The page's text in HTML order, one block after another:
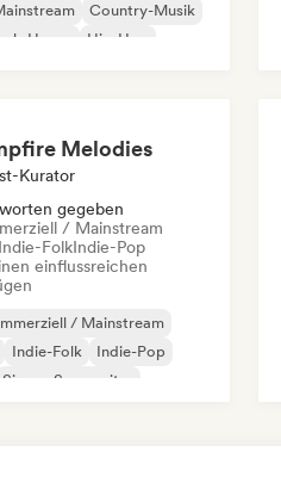
Country-Musik
House
Hip-Hop
Melodies
Kurator
gegeben
/ Mainstream
Indie-FolkIndie-Pop
einflussreichen
/ Mainstream
Indie-Folk
Indie-Pop
Singer-Songwriter